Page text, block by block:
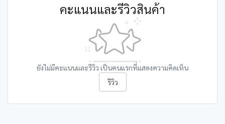
คะแนนและรีวิวสินค้า
ยังไม่มีคะแนนและรีวิว เป็นคนแรกที่แสดงความคิดเห็น
รีวิว